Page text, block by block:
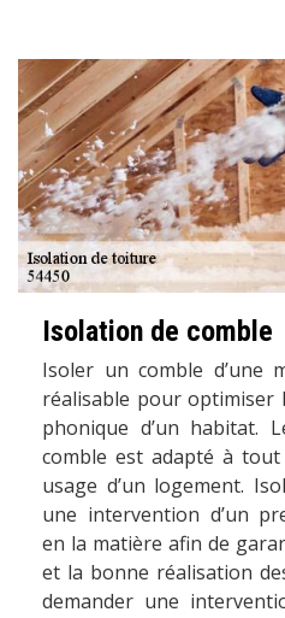
Isolation de comble
Isoler un comble d’une
réalisable pour
phonique d’un habitat.
comble est adapté à
usage d’un logement.
une intervention d’un
en la matière afin de
et la bonne réalisation
demander une